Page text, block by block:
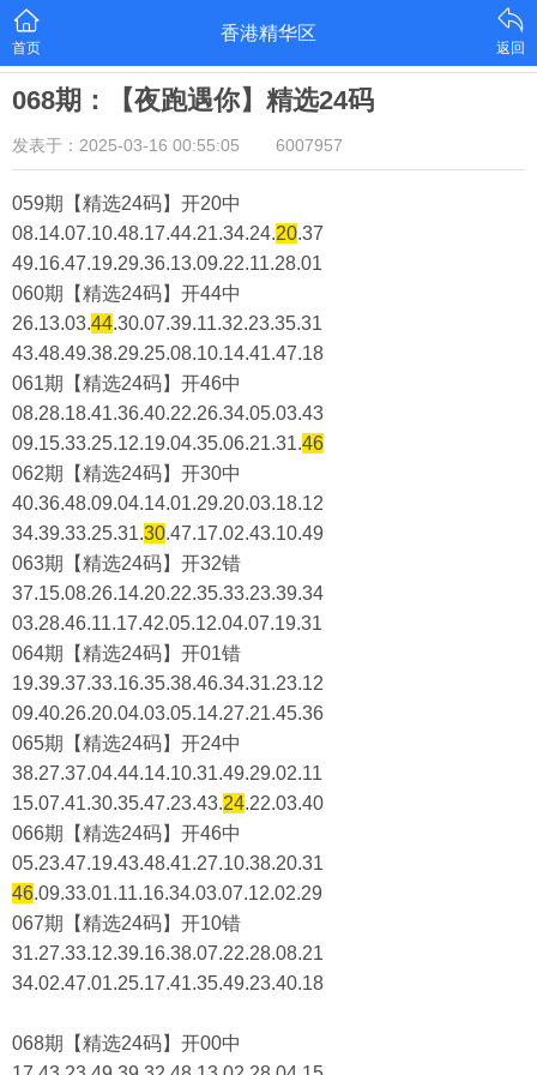
首页
香港精华区
返回
068期：【夜跑遇你】精选24码
发表于：2025-03-16 00:55:05 6007957
059期【精选24码】开20中
08.14.07.10.48.17.44.21.34.24.20.37
49.16.47.19.29.36.13.09.22.11.28.01
060期【精选24码】开44中
26.13.03.44.30.07.39.11.32.23.35.31
43.48.49.38.29.25.08.10.14.41.47.18
061期【精选24码】开46中
08.28.18.41.36.40.22.26.34.05.03.43
09.15.33.25.12.19.04.35.06.21.31.46
062期【精选24码】开30中
40.36.48.09.04.14.01.29.20.03.18.12
34.39.33.25.31.30.47.17.02.43.10.49
063期【精选24码】开32错
37.15.08.26.14.20.22.35.33.23.39.34
03.28.46.11.17.42.05.12.04.07.19.31
064期【精选24码】开01错
19.39.37.33.16.35.38.46.34.31.23.12
09.40.26.20.04.03.05.14.27.21.45.36
065期【精选24码】开24中
38.27.37.04.44.14.10.31.49.29.02.11
15.07.41.30.35.47.23.43.24.22.03.40
066期【精选24码】开46中
05.23.47.19.43.48.41.27.10.38.20.31
46.09.33.01.11.16.34.03.07.12.02.29
067期【精选24码】开10错
31.27.33.12.39.16.38.07.22.28.08.21
34.02.47.01.25.17.41.35.49.23.40.18
068期【精选24码】开00中